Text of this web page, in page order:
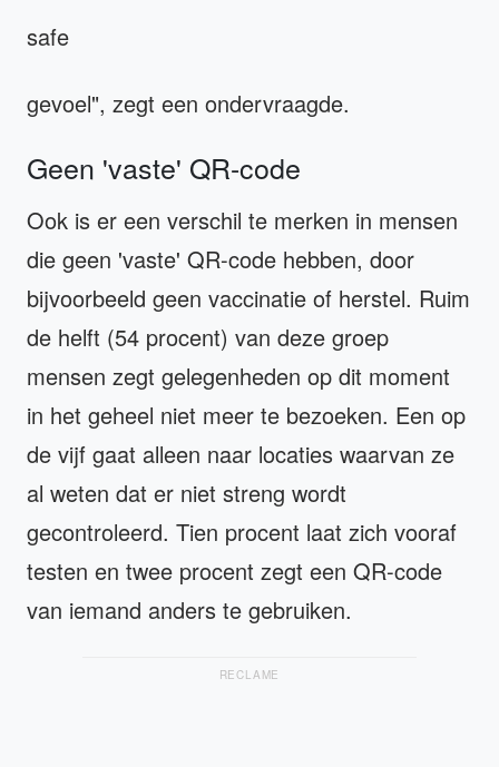
safe
gevoel", zegt een ondervraagde.
Geen 'vaste' QR-code
Ook is er een verschil te merken in mensen
die geen 'vaste' QR-code hebben, door
bijvoorbeeld geen vaccinatie of herstel. Ruim
de helft (54 procent) van deze groep
mensen zegt gelegenheden op dit moment
in het geheel niet meer te bezoeken. Een op
de vijf gaat alleen naar locaties waarvan ze
al weten dat er niet streng wordt
gecontroleerd. Tien procent laat zich vooraf
testen en twee procent zegt een QR-code
van iemand anders te gebruiken.
RECLAME